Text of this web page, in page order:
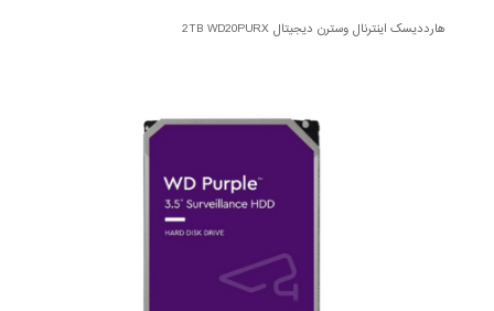
هارددیسک اینترنال وسترن دیجیتال 2TB WD20PURX